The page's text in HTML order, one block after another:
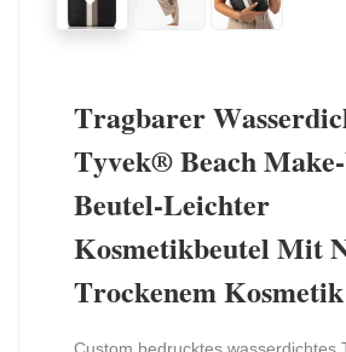
Tragbarer
Tyvek® Beach
Beutel-Leichter
Kosmetikbeutel Mit
Trockenem Kosmetik